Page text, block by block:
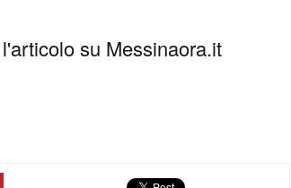
su Messinaora.it